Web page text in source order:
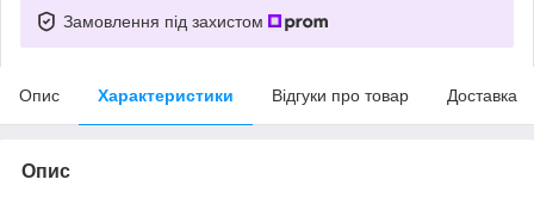
Замовлення під захистом
Опис Характеристики Відгуки про товар Доставка
Опис